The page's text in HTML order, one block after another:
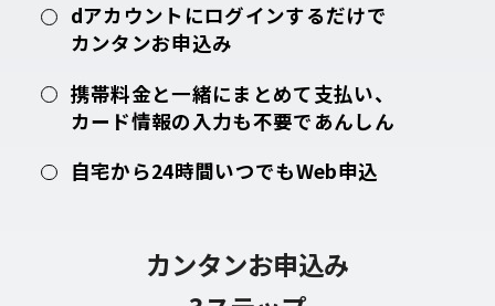
dアカウントにログインするだけで
カンタンお申込み
携帯料金と一緒にまとめて支払い、
カード情報の入力も不要であんしん
自宅から24時間いつでもWeb申込
カンタンお申込み